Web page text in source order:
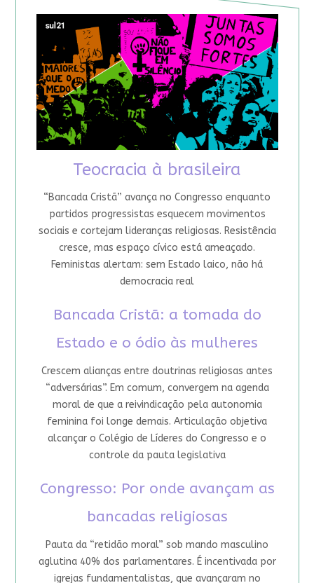
Teocracia à brasileira
“Bancada Cristã” avança no Congresso enquanto
partidos progressistas esquecem movimentos
sociais e cortejam lideranças religiosas. Resistência
cresce, mas espaço cívico está ameaçado.
Feministas alertam: sem Estado laico, não há
democracia real
Bancada Cristã: a tomada do
Estado e o ódio às mulheres
Crescem alianças entre doutrinas religiosas antes
“adversárias”. Em comum, convergem na agenda
moral de que a reivindicação pela autonomia
feminina foi longe demais. Articulação objetiva
alcançar o Colégio de Líderes do Congresso e o
controle da pauta legislativa
Congresso: Por onde avançam as
bancadas religiosas
Pauta da “retidão moral” sob mando masculino
aglutina 40% dos parlamentares. É incentivada por
igrejas fundamentalistas, que avançaram no